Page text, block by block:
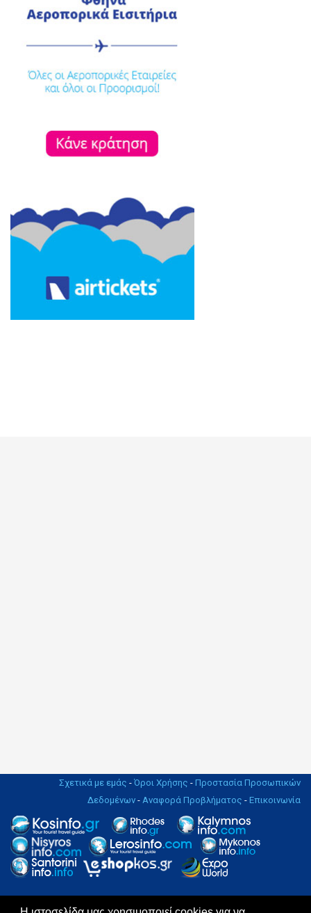
Σχετικά με εμάς - Όροι Χρήσης - Προστασία Προσωπικών
Δεδομένων - Αναφορά Προβλήματος - Επικοινωνία